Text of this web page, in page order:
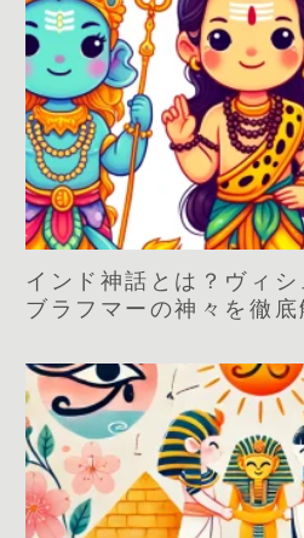
インド神話とは？ヴィシ
ブラフマーの神々を徹底